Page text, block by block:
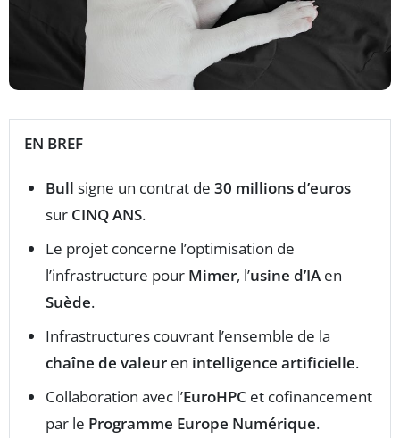
EN BREF
Bull signe un contrat de 30 millions d’euros
sur CINQ ANS.
Le projet concerne l’optimisation de
l’infrastructure pour Mimer, l’usine d’IA en
Suède.
Infrastructures couvrant l’ensemble de la
chaîne de valeur en intelligence artificielle.
Collaboration avec l’EuroHPC et cofinancement
par le Programme Europe Numérique.